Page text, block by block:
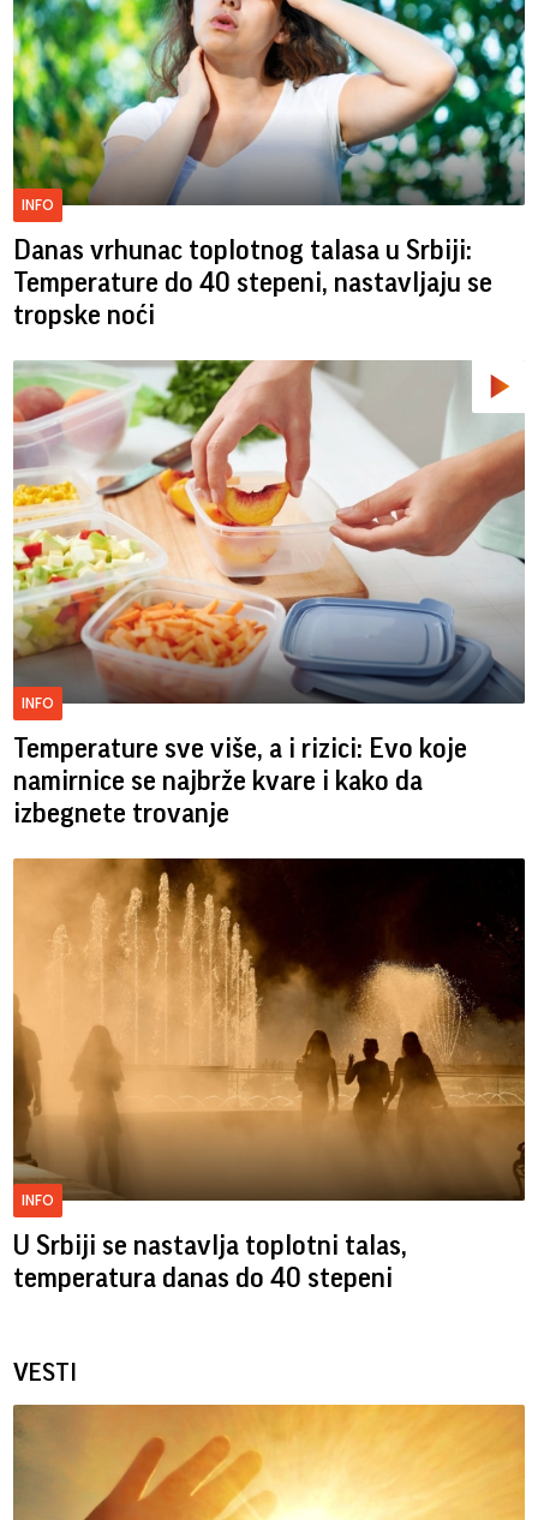
INFO
Danas vrhunac toplotnog talasa u Srbiji:
Temperature do 40 stepeni, nastavljaju se
tropske noći
INFO
Temperature sve više, a i rizici: Evo koje
namirnice se najbrže kvare i kako da
izbegnete trovanje
INFO
U Srbiji se nastavlja toplotni talas,
temperatura danas do 40 stepeni
VESTI